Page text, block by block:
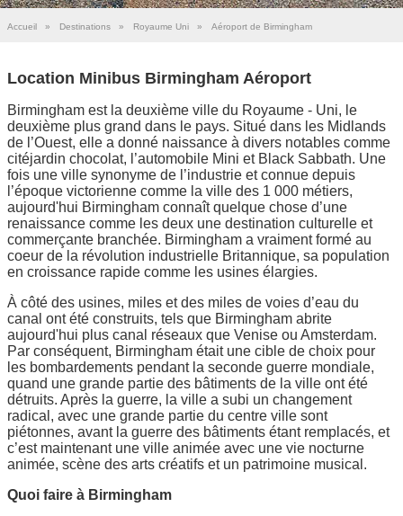
Accueil » Destinations » Royaume Uni » Aéroport de Birmingham
Location Minibus Birmingham Aéroport
Birmingham est la deuxième ville du Royaume - Uni, le
deuxième plus grand dans le pays. Situé dans les Midlands
de l’Ouest, elle a donné naissance à divers notables comme
citéjardin chocolat, l’automobile Mini et Black Sabbath. Une
fois une ville synonyme de l’industrie et connue depuis
l’époque victorienne comme la ville des 1 000 métiers,
aujourd'hui Birmingham connaît quelque chose d’une
renaissance comme les deux une destination culturelle et
commerçante branchée. Birmingham a vraiment formé au
coeur de la révolution industrielle Britannique, sa population
en croissance rapide comme les usines élargies.
À côté des usines, miles et des miles de voies d’eau du
canal ont été construits, tels que Birmingham abrite
aujourd'hui plus canal réseaux que Venise ou Amsterdam.
Par conséquent, Birmingham était une cible de choix pour
les bombardements pendant la seconde guerre mondiale,
quand une grande partie des bâtiments de la ville ont été
détruits. Après la guerre, la ville a subi un changement
radical, avec une grande partie du centre ville sont
piétonnes, avant la guerre des bâtiments étant remplacés, et
c’est maintenant une ville animée avec une vie nocturne
animée, scène des arts créatifs et un patrimoine musical.
Quoi faire à Birmingham